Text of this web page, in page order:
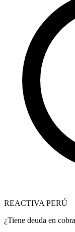
REACTIVA PERÚ
¿Tiene deuda en